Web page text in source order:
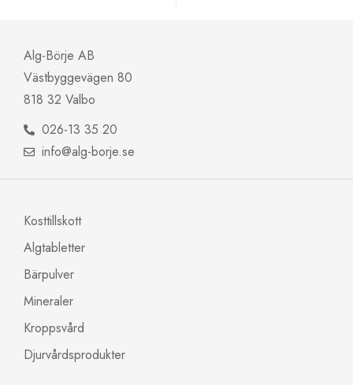
Alg-Börje AB
Västbyggevägen 80
818 32 Valbo
026-13 35 20
info@alg-borje.se
Kosttillskott
Algtabletter
Bärpulver
Mineraler
Kroppsvård
Djurvårdsprodukter